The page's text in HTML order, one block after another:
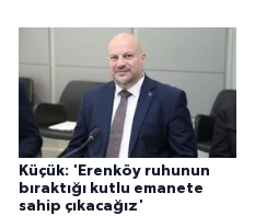
Küçük: 'Erenköy ruhunun
bıraktığı kutlu emanete
sahip çıkacağız'